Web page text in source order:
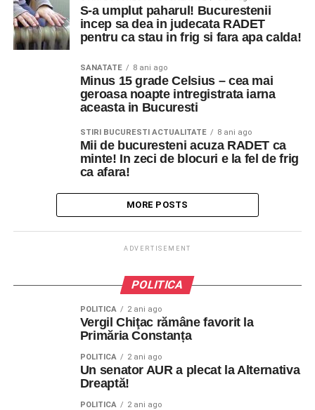
S-a umplut paharul! Bucurestenii
incep sa dea in judecata RADET
pentru ca stau in frig si fara apa calda!
SANATATE 8 ani ago
Minus 15 grade Celsius – cea mai
geroasa noapte intregistrata iarna
aceasta in Bucuresti
STIRI BUCURESTI ACTUALITATE 8 ani ago
Mii de bucuresteni acuza RADET ca
minte! In zeci de blocuri e la fel de frig
ca afara!
MORE POSTS
ADVERTISEMENT
POLITICA
POLITICA 2 ani ago
Vergil Chiţac rămâne favorit la
Primăria Constanța
POLITICA 2 ani ago
Un senator AUR a plecat la Alternativa
Dreaptă!
POLITICA 2 ani ago